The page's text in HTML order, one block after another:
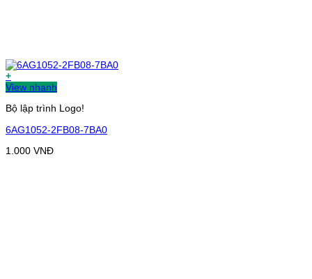
+
View nhanh
Bộ lập trình Logo!
6AG1052-2FB08-7BA0
1.000 VNĐ